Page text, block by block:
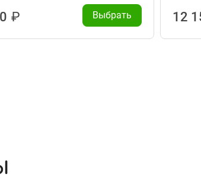
₽ Выбрать 12